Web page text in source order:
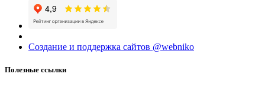
Создание и поддержка сайтов @webniko
Полезные ссылки